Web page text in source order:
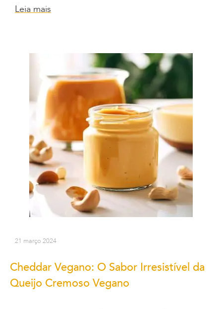
Leia mais
21 março 2024
Cheddar Vegano: O Sabor Irresistível da
Queijo Cremoso Vegano